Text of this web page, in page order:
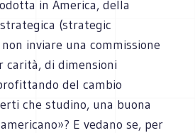
in America, della
(strategic
inviare una commissione
carità, di dimensioni
del cambio
che studino, una buona
E vedano se, per